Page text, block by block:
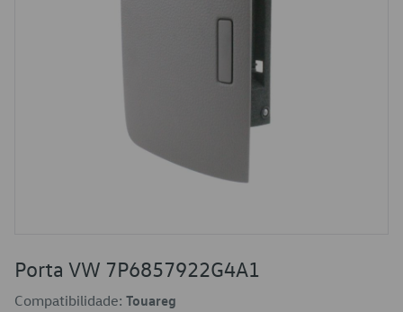
Porta VW 7P6857922G4A1
Compatibilidade: Touareg